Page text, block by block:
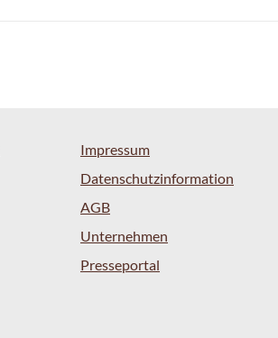
Impressum
Datenschutzinformation
AGB
Unternehmen
Presseportal